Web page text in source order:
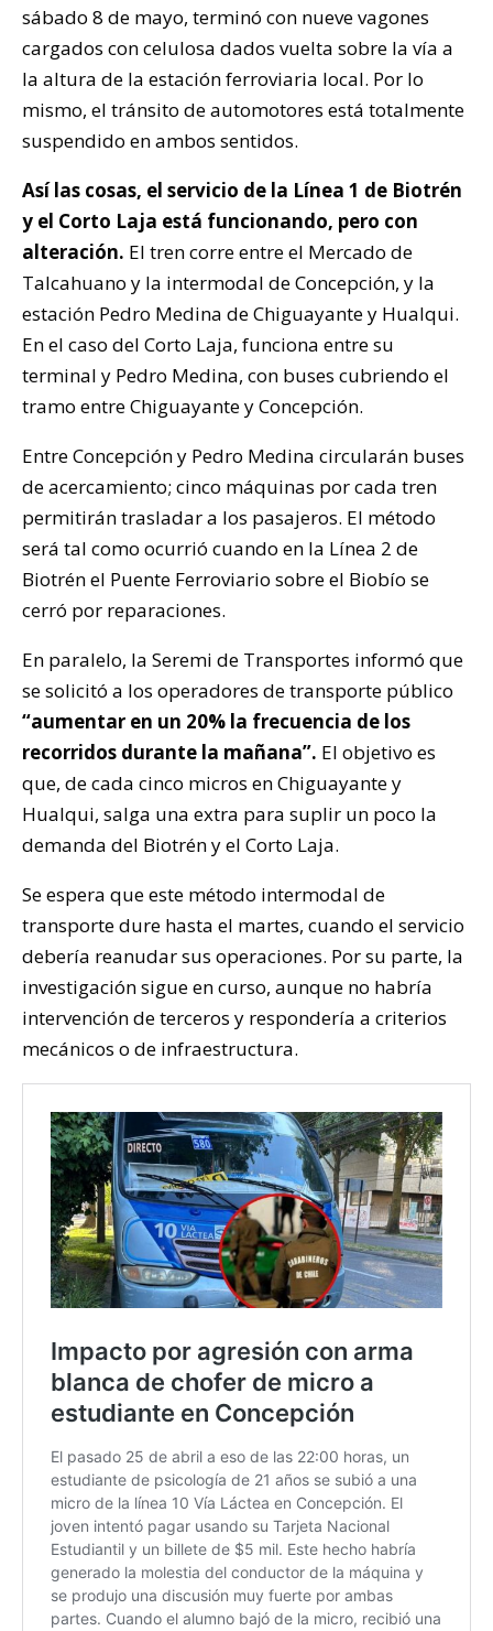
sábado 8 de mayo, terminó con nueve vagones
cargados con celulosa dados vuelta sobre la vía a
la altura de la estación ferroviaria local. Por lo
mismo, el tránsito de automotores está totalmente
suspendido en ambos sentidos.
Así las cosas, el servicio de la Línea 1 de Biotrén
y el Corto Laja está funcionando, pero con
alteración. El tren corre entre el Mercado de
Talcahuano y la intermodal de Concepción, y la
estación Pedro Medina de Chiguayante y Hualqui.
En el caso del Corto Laja, funciona entre su
terminal y Pedro Medina, con buses cubriendo el
tramo entre Chiguayante y Concepción.
Entre Concepción y Pedro Medina circularán buses
de acercamiento; cinco máquinas por cada tren
permitirán trasladar a los pasajeros. El método
será tal como ocurrió cuando en la Línea 2 de
Biotrén el Puente Ferroviario sobre el Biobío se
cerró por reparaciones.
En paralelo, la Seremi de Transportes informó que
se solicitó a los operadores de transporte público
“aumentar en un 20% la frecuencia de los
recorridos durante la mañana”. El objetivo es
que, de cada cinco micros en Chiguayante y
Hualqui, salga una extra para suplir un poco la
demanda del Biotrén y el Corto Laja.
Se espera que este método intermodal de
transporte dure hasta el martes, cuando el servicio
debería reanudar sus operaciones. Por su parte, la
investigación sigue en curso, aunque no habría
intervención de terceros y respondería a criterios
mecánicos o de infraestructura.